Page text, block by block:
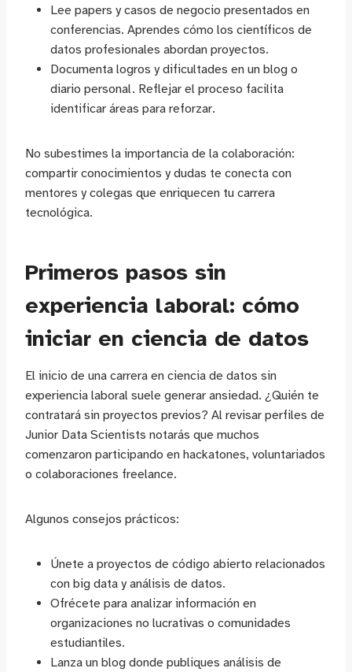
Lee papers y casos de negocio presentados en
conferencias. Aprendes cómo los científicos de
datos profesionales abordan proyectos.
Documenta logros y dificultades en un blog o
diario personal. Reflejar el proceso facilita
identificar áreas para reforzar.
No subestimes la importancia de la colaboración:
compartir conocimientos y dudas te conecta con
mentores y colegas que enriquecen tu carrera
tecnológica.
Primeros pasos sin
experiencia laboral: cómo
iniciar en ciencia de datos
El inicio de una carrera en ciencia de datos sin
experiencia laboral suele generar ansiedad. ¿Quién te
contratará sin proyectos previos? Al revisar perfiles de
Junior Data Scientists notarás que muchos
comenzaron participando en hackatones, voluntariados
o colaboraciones freelance.
Algunos consejos prácticos:
Únete a proyectos de código abierto relacionados
con big data y análisis de datos.
Ofrécete para analizar información en
organizaciones no lucrativas o comunidades
estudiantiles.
Lanza un blog donde publiques análisis de